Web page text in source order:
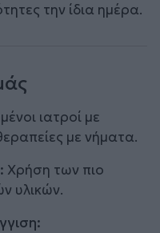
την ίδια ημέρα.
ιατροί με
με νήματα.
Χρήση των πιο
υλικών.